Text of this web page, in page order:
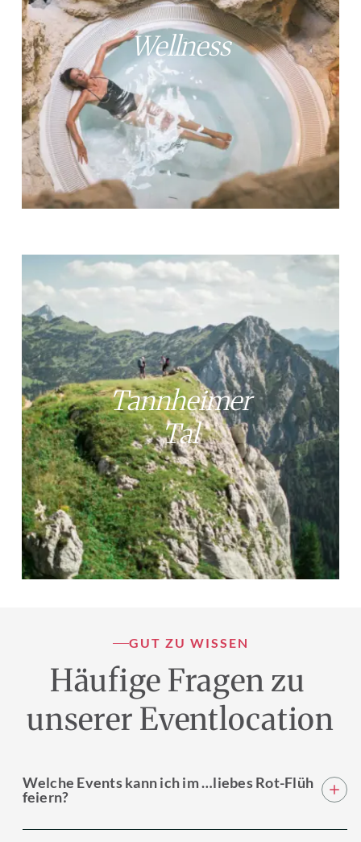
Wellness
Tannheimer
Tal
GUT ZU WISSEN
Häufige Fragen zu
unserer Eventlocation
Welche Events kann ich im …liebes Rot-Flüh
feiern?